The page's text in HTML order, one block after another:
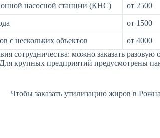
насосной станции (КНС) от 2500
от 1500
с нескольких объектов от 4000
сотрудничества: можно заказать
крупных предприятий предусмотрены
Чтобы заказать утилизацию жиров в